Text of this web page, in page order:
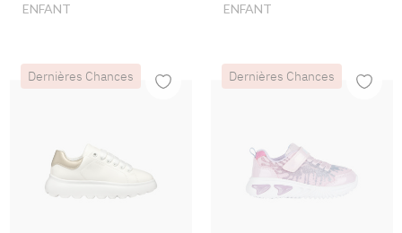
ENFANT
ENFANT
Dernières Chances Dernières Chances